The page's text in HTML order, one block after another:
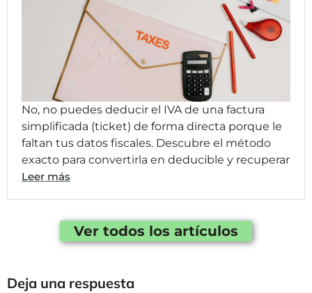
No, no puedes deducir el IVA de una factura
simplificada (ticket) de forma directa porque le
faltan tus datos fiscales. Descubre el método
exacto para convertirla en deducible y recuperar
Leer más
Ver todos los artículos
Deja una respuesta